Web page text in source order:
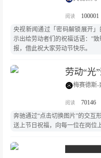
100001
央视新闻通过「密码解锁展开
示出给劳动者们的祝福话语：”
报，借此祝大家劳动节快乐。
劳动“光
梅赛德斯-
70146
奔驰通过“点击切换图片”的交互
送上节日祝福，向每一位在岗位